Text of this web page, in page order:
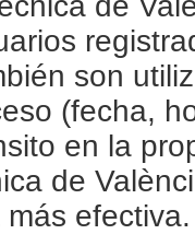
son
(fecha,
en la
de
efectiva.